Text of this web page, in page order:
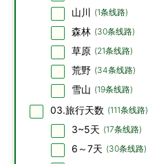
山川 (1条线路)
森林 (30条线路)
草原 (21条线路)
荒野 (34条线路)
雪山 (19条线路)
03.旅行天数 (111条线路)
3~5天 (17条线路)
6～7天 (30条线路)